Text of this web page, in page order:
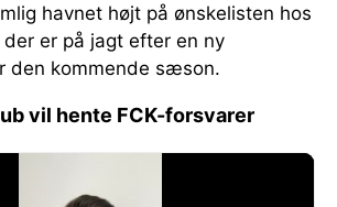
havnet højt på ønskelisten hos
er på jagt efter en ny
den kommende sæson.
vil hente FCK-forsvarer